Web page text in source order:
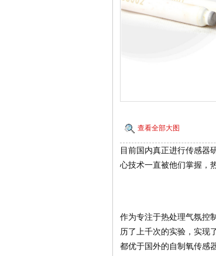
查看全部大图
目前国内真正进行传感器
心技术一直被他们掌握，
作为专注于热处理气氛控
历了上千次的实验，实现
都优于国外的自制氧传感